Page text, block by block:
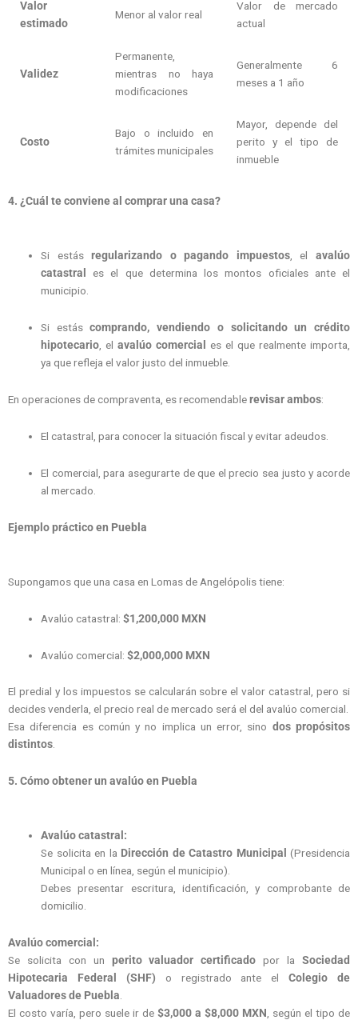
Valor
estimado
Menor al valor real
Valor de mercado
actual
Validez
Permanente,
mientras no haya
modificaciones
Generalmente 6
meses a 1 año
Costo
Bajo o incluido en
trámites municipales
Mayor, depende del
perito y el tipo de
inmueble
4. ¿Cuál te conviene al comprar una casa?
Si estásregularizando o pagando impuestos, elavalúo
catastral
es el que determina los montos oficiales ante el
municipio.
Si estáscomprando, vendiendo o solicitando un crédito
hipotecario , elavalúo comercial
es el que realmente importa,
ya que refleja el valor justo del inmueble.
En operaciones de compraventa, es recomendablerevisar ambos:
El catastral, para conocer la situación fiscal y evitar adeudos.
El comercial, para asegurarte de que el precio sea justo y acorde
al mercado.
Ejemplo práctico en Puebla
Supongamos que una casa en Lomas de Angelópolis tiene:
Avalúo catastral:$1,200,000 MXN
Avalúo comercial:$2,000,000 MXN
El predial y los impuestos se calcularán sobre el valor catastral, pero si
decides venderla, el precio real de mercado será el del avalúo comercial.
Esa diferencia es común y no implica un error, sino dos propósitos
distintos.
5. Cómo obtener un avalúo en Puebla
Avalúo catastral:
Se solicita en la Dirección de Catastro Municipal (Presidencia
Municipal o en línea, según el municipio).
Debes presentar escritura, identificación, y comprobante de
domicilio.
Avalúo comercial:
Se solicita con un perito valuador certificado por laSociedad
Hipotecaria Federal (SHF) o registrado ante elColegio de
Valuadores de Puebla.
El costo varía, pero suele ir de $3,000 a $8,000 MXN, según el tipo de